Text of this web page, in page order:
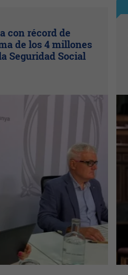
con récord de
de los 4 millones
Seguridad Social